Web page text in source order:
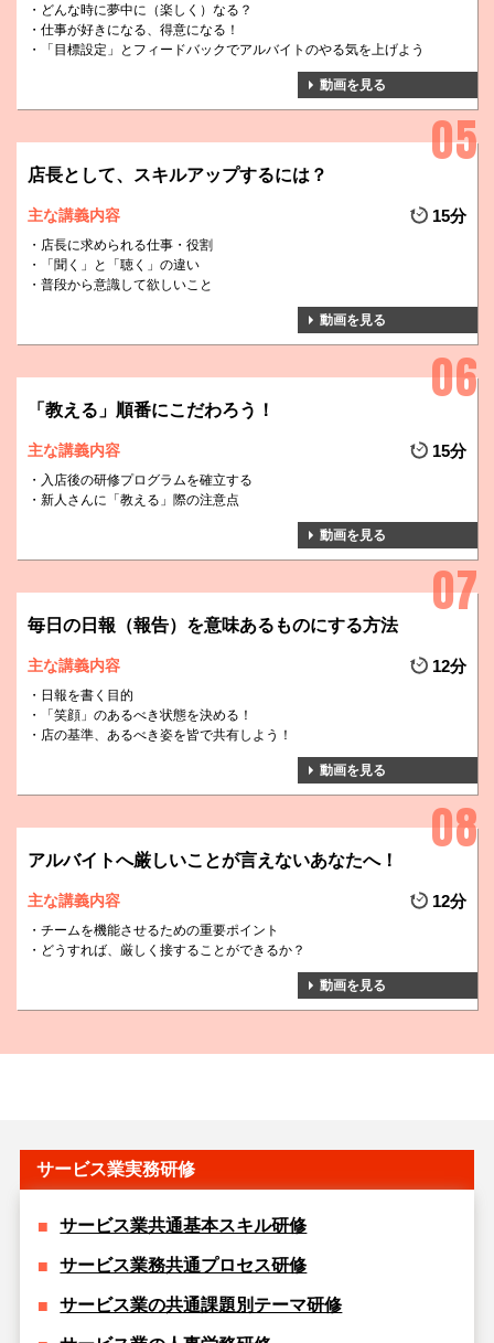
どんな時に夢中に（楽しく）なる？
仕事が好きになる、得意になる！
「目標設定」とフィードバックでアルバイトのやる気を上げよう
動画を見る
店長として、スキルアップするには？
主な講義内容 15分
店長に求められる仕事・役割
「聞く」と「聴く」の違い
普段から意識して欲しいこと
動画を見る
「教える」順番にこだわろう！
主な講義内容 15分
入店後の研修プログラムを確立する
新人さんに「教える」際の注意点
動画を見る
毎日の日報（報告）を意味あるものにする方法
主な講義内容 12分
日報を書く目的
「笑顔」のあるべき状態を決める！
店の基準、あるべき姿を皆で共有しよう！
動画を見る
アルバイトへ厳しいことが言えないあなたへ！
主な講義内容 12分
チームを機能させるための重要ポイント
どうすれば、厳しく接することができるか？
動画を見る
サービス業実務研修
サービス業共通基本スキル研修
サービス業務共通プロセス研修
サービス業の共通課題別テーマ研修